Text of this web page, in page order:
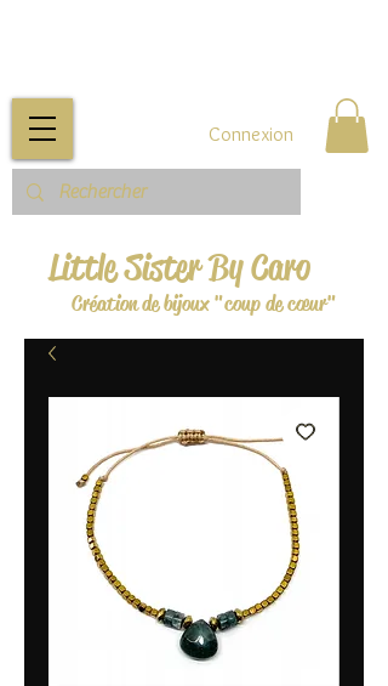
Little Sister By Caro
Création de bijoux "coup de cœur"
Connexion